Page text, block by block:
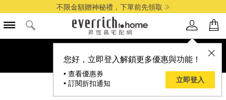
不限金額贈神秘禮，下單前先領取
您好，立即登入解鎖更多優惠與功能！
• 查看優惠券
• 訂閱折扣通知
立即登入
KODAK 柯達